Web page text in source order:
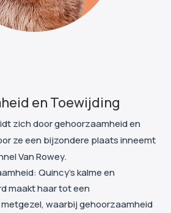
en Toewijding
zich door gehoorzaamheid en
ze een bijzondere plaats inneemt
Van Rowey.
Quincy's kalme en
maakt haar tot een
waarbij gehoorzaamheid